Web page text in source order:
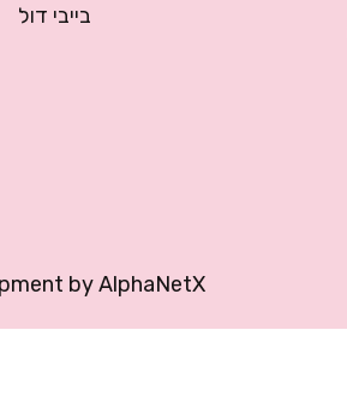
בייבי דול
byAlphaNetX